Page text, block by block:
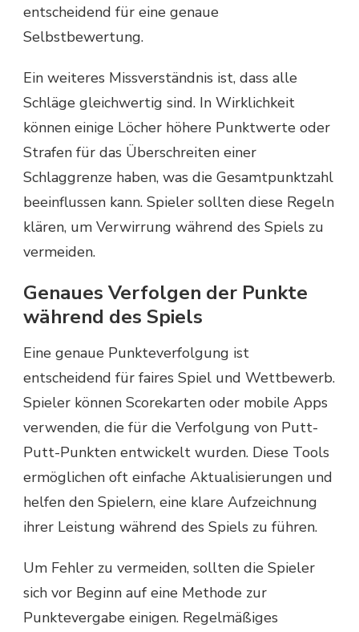
entscheidend für eine genaue
Selbstbewertung.
Ein weiteres Missverständnis ist, dass alle
Schläge gleichwertig sind. In Wirklichkeit
können einige Löcher höhere Punktwerte oder
Strafen für das Überschreiten einer
Schlaggrenze haben, was die Gesamtpunktzahl
beeinflussen kann. Spieler sollten diese Regeln
klären, um Verwirrung während des Spiels zu
vermeiden.
Genaues Verfolgen der Punkte
während des Spiels
Eine genaue Punkteverfolgung ist
entscheidend für faires Spiel und Wettbewerb.
Spieler können Scorekarten oder mobile Apps
verwenden, die für die Verfolgung von Putt-
Putt-Punkten entwickelt wurden. Diese Tools
ermöglichen oft einfache Aktualisierungen und
helfen den Spielern, eine klare Aufzeichnung
ihrer Leistung während des Spiels zu führen.
Um Fehler zu vermeiden, sollten die Spieler
sich vor Beginn auf eine Methode zur
Punktevergabe einigen. Regelmäßiges